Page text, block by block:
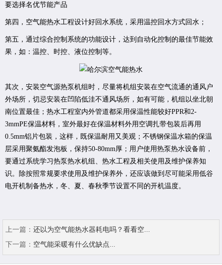
要选择名优节能产品
第四，空气能热水工程设计好回水系统，采用温控回水方式回水；
第五，通过综合控制系统的功能设计，达到自动化控制的最佳节能效
果，如：温控、时控、液位控制等。
其次，安装空气源热泵机组时，尽量将机组安装在空气流通的通风户
外场所，切忌安装在凹陷低洼不通风场所，如有可能，机组以坐北朝
南位置最佳；热水工程室内外管道都采用保温性能较好PPR和2-
3mmPE保温材料，室外最好在保温材料外用空调扎带包装后再用
0.5mm铝片包装，这样，既保温耐用又美观；不锈钢保温水箱的保温
层采用聚氨酯发泡板，保持50-80mm厚；用户使用热泵热水设备前，
要通过系统学习热泵热水机组、热水工程及相关使用及维护保养知
识。除按照常规要求使用及维护保养外，还应该做到尽可能采用低谷
电开机制备热水，冬、夏、春秋季节设置不同的开机温度。
上一篇： 还以为空气能热水器耗电吗？看看空...
下一篇： 空气能采暖有什么优缺点...